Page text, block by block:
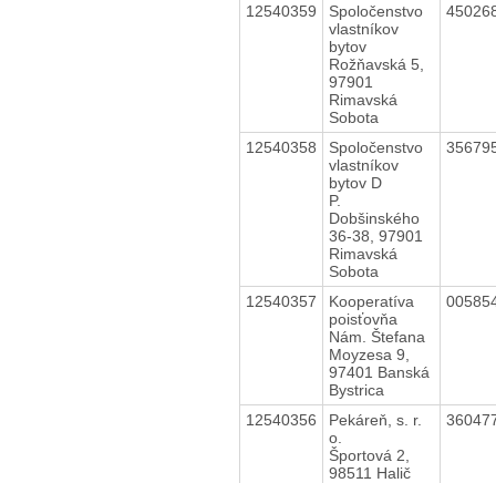
12540359
Spoločenstvo
vlastníkov
bytov
Rožňavská 5,
97901
Rimavská
Sobota
12540358
Spoločenstvo
vlastníkov
bytov D
P.
Dobšinského
36-38, 97901
Rimavská
Sobota
12540357
Kooperatíva
poisťovňa
Nám. Štefana
Moyzesa 9,
97401 Banská
Bystrica
12540356
Pekáreň, s. r.
o.
Športová 2,
98511 Halič